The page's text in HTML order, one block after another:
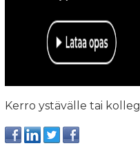
Kerro ystävälle tai